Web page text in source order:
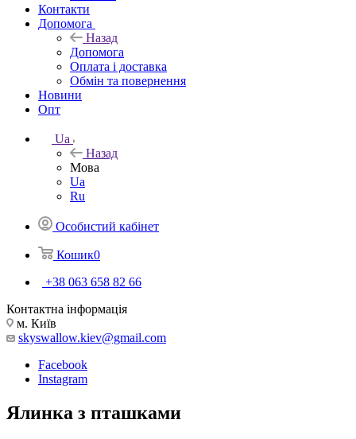
Контакти
Допомога
Назад
Допомога
Оплата і доставка
Обмін та повернення
Новини
Опт
Ua
Назад
Мова
Ua
Ru
Особистий кабінет
Кошик0
+38 063 658 82 66
Контактна інформація
м. Київ
skyswallow.kiev@gmail.com
Facebook
Instagram
Ялинка з пташками